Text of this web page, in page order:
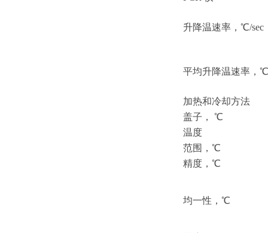
升降温速率， ℃/sec
平均升降温速率，
加热和冷却方法
盖子，
℃
温度
范围， ℃
精度， ℃
均一性， ℃